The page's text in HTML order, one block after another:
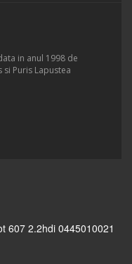
in anul 1998 de
Puris Lapustea
607 2.2hdi 0445010021